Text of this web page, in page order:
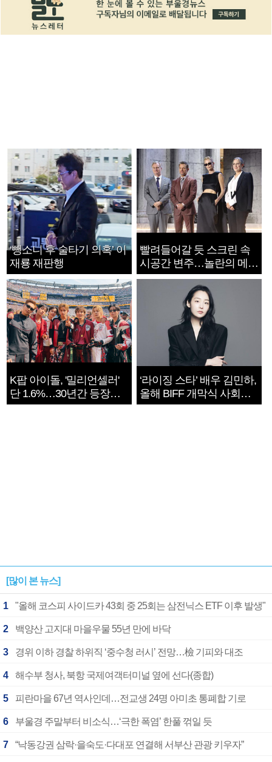
‘뺑소니 후 술타기 의혹’ 이
재룡 재판행
빨려들어갈 듯 스크린 속
시공간 변주…놀란의 메시
지는 ‘전쟁 속죄’
K팝 아이돌, '밀리언셀러'
단 1.6%…30년간 등장
1182개팀 전수조사
‘라이징 스타’ 배우 김민하,
올해 BIFF 개막식 사회자
확정
[많이 본 뉴스]
1 "올해 코스피 사이드카 43회 중 25회는 삼전닉스 ETF 이후 발생"
2 백양산 고지대 마을우물 55년 만에 바닥
3 경위 이하 경찰 하위직 ‘중수청 러시’ 전망…檢 기피와 대조
4 해수부 청사, 북항 국제여객터미널 옆에 선다(종합)
5 피란마을 67년 역사인데…전교생 24명 아미초 통폐합 기로
6 부울경 주말부터 비소식…‘극한 폭염’ 한풀 꺾일 듯
7 “낙동강권 삼락·을숙도·다대포 연결해 서부산 관광 키우자”